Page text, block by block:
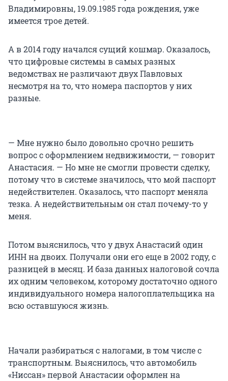
Владимировны, 19.09.1985 года рождения, уже
имеется трое детей.
А в 2014 году начался сущий кошмар. Оказалось,
что цифровые системы в самых разных
ведомствах не различают двух Павловых
несмотря на то, что номера паспортов у них
разные.
— Мне нужно было довольно срочно решить
вопрос с оформлением недвижимости, — говорит
Анастасия. — Но мне не смогли провести сделку,
потому что в системе значилось, что мой паспорт
недействителен. Оказалось, что паспорт меняла
тезка. А недействительным он стал почему-то у
меня.
Потом выяснилось, что у двух Анастасий один
ИНН на двоих. Получали они его еще в 2002 году, с
разницей в месяц. И база данных налоговой сочла
их одним человеком, которому достаточно одного
индивидуального номера налогоплательщика на
всю оставшуюся жизнь.
Начали разбираться с налогами, в том числе с
транспортным. Выяснилось, что автомобиль
«Ниссан» первой Анастасии оформлен на